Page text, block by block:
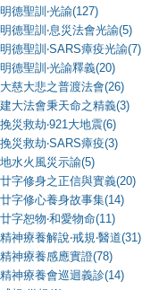
明德聖訓‧光諭(127)
明德聖訓‧息災法會光諭(5)
明德聖訓‧SARS瘴疫光諭(7)
明德聖訓‧光諭釋義(20)
大慈大悲之普渡法會(26)
建大法會秉天命之精義(3)
挽災救劫‧921大地震(6)
挽災救劫‧SARS瘴疫(3)
地水火風災示諭(5)
廿字修身之正信與實義(20)
廿字修心養身故事集(14)
廿字恕物‧和愛物命(11)
精神療養解說‧戒規‧醫道(31)
精神療養感應實證(78)
精神療養會巡迴義診(14)